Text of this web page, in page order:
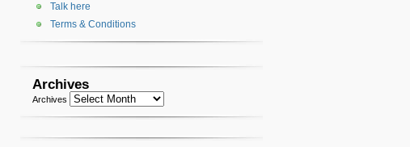
Talk here
Terms & Conditions
Archives
Archives